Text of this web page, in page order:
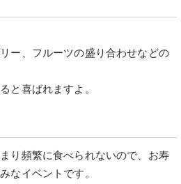
ー、フルーツの盛り合わせなどの
と喜ばれますよ。
り頻繁に食べられないので、お寿
なイベントです。